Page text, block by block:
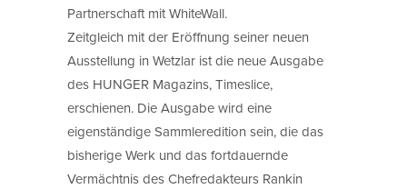
Partnerschaft mit WhiteWall.
Zeitgleich mit der Eröffnung seiner neuen
Ausstellung in Wetzlar ist die neue Ausgabe
des HUNGER Magazins, Timeslice,
erschienen. Die Ausgabe wird eine
eigenständige Sammleredition sein, die das
bisherige Werk und das fortdauernde
Vermächtnis des Chefredakteurs Rankin